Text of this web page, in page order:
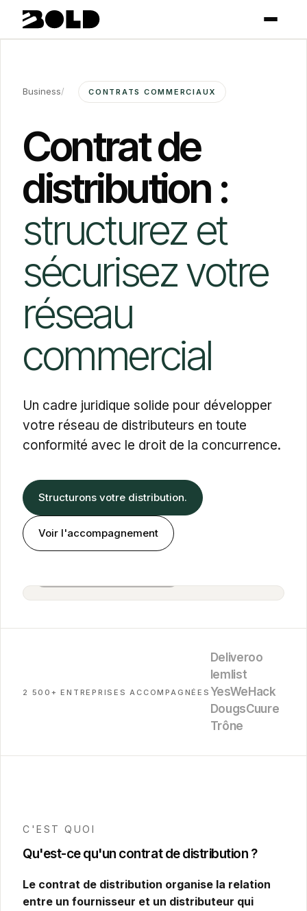
Business/ CONTRATS COMMERCIAUX
Contrat de
distribution :
structurez et
sécurisez votre
réseau
commercial
Un cadre juridique solide pour développer
votre réseau de distributeurs en toute
conformité avec le droit de la concurrence.
Structurons votre distribution.
Voir l'accompagnement
2 500+ ENTREPRISES ACCOMPAGNÉES
Deliveroo
lemlist
YesWeHack
DougsCuure
Trône
C'EST QUOI
Qu'est-ce qu'un contrat de distribution ?
Le contrat de distribution organise la relation
entre un fournisseur et un distributeur qui